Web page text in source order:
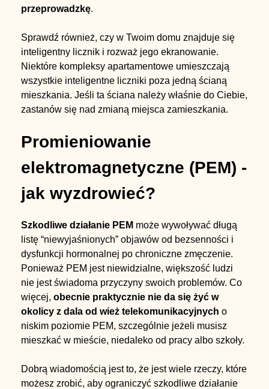
przeprowadzkę.
Sprawdź również, czy w Twoim domu znajduje się
inteligentny licznik i rozważ jego ekranowanie.
Niektóre kompleksy apartamentowe umieszczają
wszystkie inteligentne liczniki poza jedną ścianą
mieszkania. Jeśli ta ściana należy właśnie do Ciebie,
zastanów się nad zmianą miejsca zamieszkania.
Promieniowanie
elektromagnetyczne (PEM) -
jak wyzdrowieć?
Szkodliwe działanie PEM może wywoływać długą
listę “niewyjaśnionych” objawów od bezsenności i
dysfunkcji hormonalnej po chroniczne zmęczenie.
Ponieważ PEM jest niewidzialne, większość ludzi
nie jest świadoma przyczyny swoich problemów. Co
więcej, obecnie praktycznie nie da się żyć w
okolicy z dala od wież telekomunikacyjnych o
niskim poziomie PEM, szczególnie jeżeli musisz
mieszkać w mieście, niedaleko od pracy albo szkoły.
Dobrą wiadomością jest to, że jest wiele rzeczy, które
możesz zrobić, aby ograniczyć szkodliwe działanie